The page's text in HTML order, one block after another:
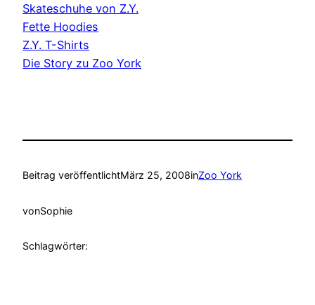
Skateschuhe von Z.Y.
Fette Hoodies
Z.Y. T-Shirts
Die Story zu Zoo York
Beitrag veröffentlichtMärz 25, 2008inZoo York
vonSophie
Schlagwörter: